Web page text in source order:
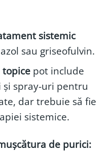
sistemic
sau griseofulvin.
pot include
spray-uri pentru
dar trebuie să fie
sistemice.
de purici: